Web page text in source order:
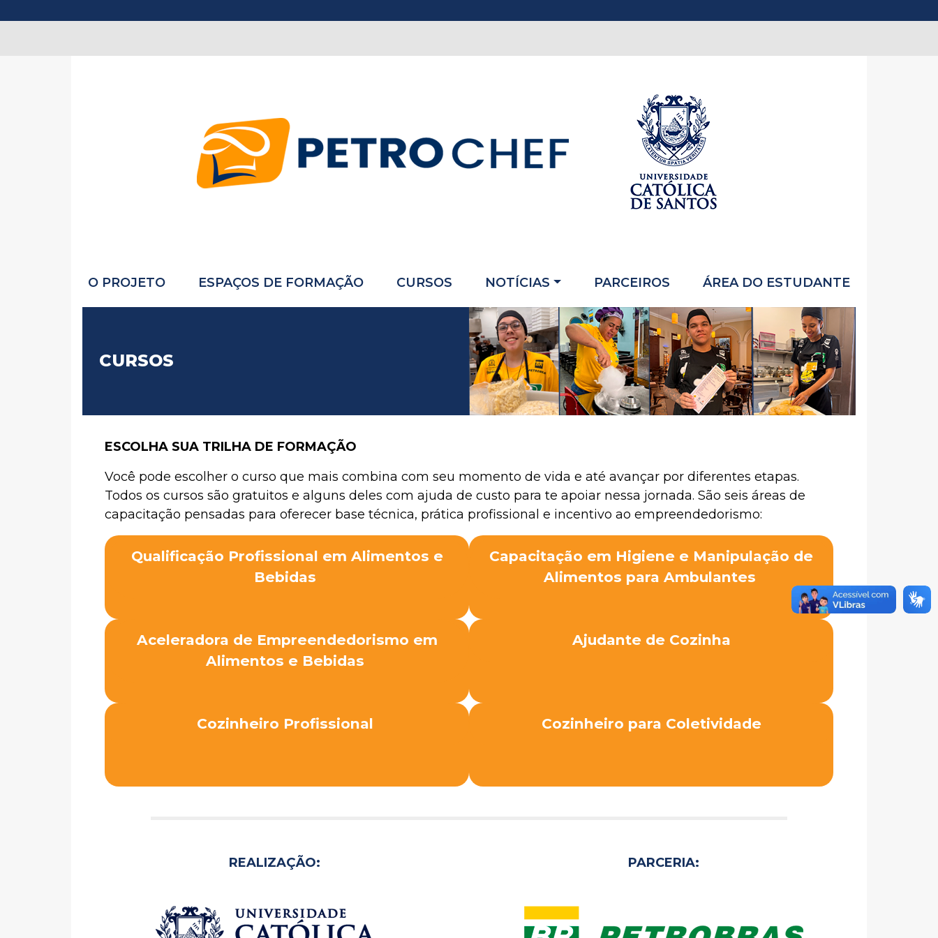
O PROJETO ESPAÇOS DE FORMAÇÃO CURSOS NOTÍCIAS PARCEIROS ÁREA DO ESTUDANTE
CURSOS
ESCOLHA SUA TRILHA DE FORMAÇÃO
Você pode escolher o curso que mais combina com seu momento de vida e até avançar por diferentes etapas.
Todos os cursos são gratuitos e alguns deles com ajuda de custo para te apoiar nessa jornada. São seis áreas de
capacitação pensadas para oferecer base técnica, prática profissional e incentivo ao empreendedorismo:
Qualificação Profissional em Alimentos e
Bebidas
Capacitação em Higiene e Manipulação de
Alimentos para Ambulantes
Aceleradora de Empreendedorismo em
Alimentos e Bebidas
Ajudante de Cozinha
Cozinheiro Profissional Cozinheiro para Coletividade
REALIZAÇÃO: PARCERIA: